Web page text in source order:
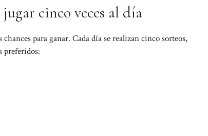
cinco veces al día
para ganar. Cada día se realizan cinco sorteos,
preferidos: